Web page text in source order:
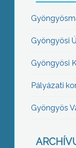
Gyöngyösi
Gyöngyösi
Pályázati
Gyöngyös